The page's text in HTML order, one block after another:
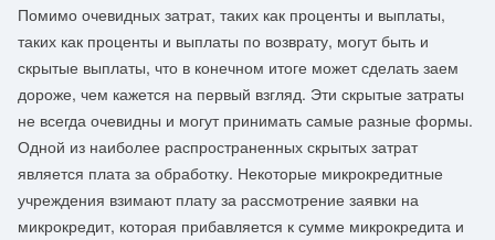
Помимо очевидных затрат, таких как проценты и выплаты,
таких как проценты и выплаты по возврату, могут быть и
скрытые выплаты, что в конечном итоге может сделать заем
дороже, чем кажется на первый взгляд. Эти скрытые затраты
не всегда очевидны и могут принимать самые разные формы.
Одной из наиболее распространенных скрытых затрат
является плата за обработку. Некоторые микрокредитные
учреждения взимают плату за рассмотрение заявки на
микрокредит, которая прибавляется к сумме микрокредита и